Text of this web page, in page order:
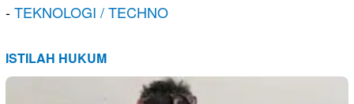
-TEKNOLOGI / TECHNO
ISTILAH HUKUM